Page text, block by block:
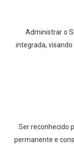
Administrar o
integrada,
Ser reconhecido
permanente e